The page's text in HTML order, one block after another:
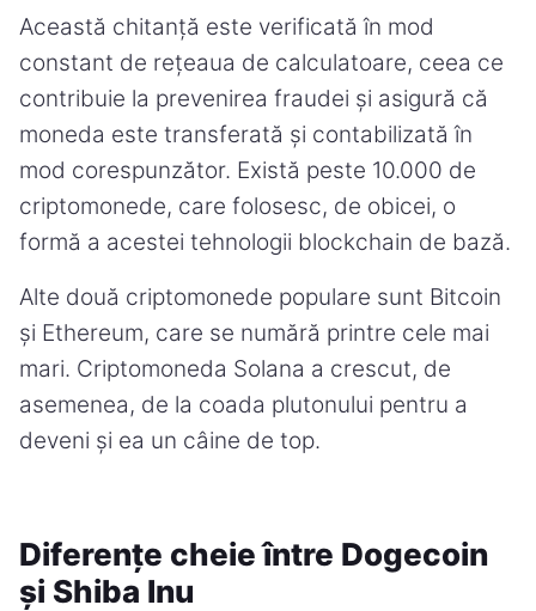
Această chitanță este verificată în mod
constant de rețeaua de calculatoare, ceea ce
contribuie la prevenirea fraudei și asigură că
moneda este transferată și contabilizată în
mod corespunzător. Există peste 10.000 de
criptomonede, care folosesc, de obicei, o
formă a acestei tehnologii blockchain de bază.
Alte două criptomonede populare sunt Bitcoin
și Ethereum, care se numără printre cele mai
mari. Criptomoneda Solana a crescut, de
asemenea, de la coada plutonului pentru a
deveni și ea un câine de top.
Diferențe cheie între Dogecoin
și Shiba Inu